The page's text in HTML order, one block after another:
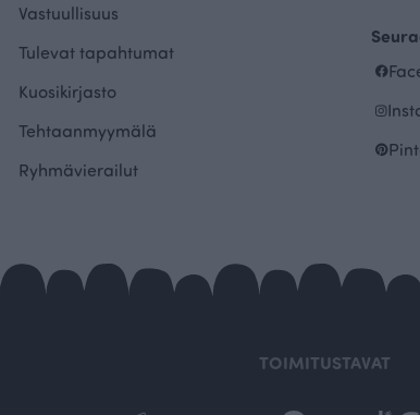
Vastuullisuus
Tulevat tapahtumat
Kuosikirjasto
Tehtaanmyymälä
Ryhmävierailut
TOIMITUSTAVAT